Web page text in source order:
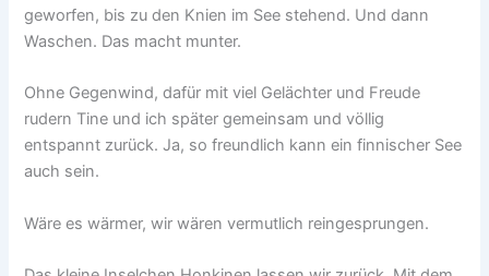
geworfen, bis zu den Knien im See stehend. Und dann
Waschen. Das macht munter.
Ohne Gegenwind, dafür mit viel Gelächter und Freude
rudern Tine und ich später gemeinsam und völlig
entspannt zurück. Ja, so freundlich kann ein finnischer See
auch sein.
Wäre es wärmer, wir wären vermutlich reingesprungen.